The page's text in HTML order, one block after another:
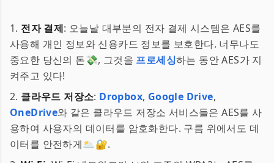
1. 전자 결제: 오늘날 대부분의 전자 결제 시스템은 AES를
사용해 개인 정보와 신용카드 정보를 보호한다. 너무나도
중요한 당신의 돈💸, 그것을 프로세싱하는 동안 AES가 지
켜주고 있다!
2. 클라우드 저장소: Dropbox, Google Drive,
OneDrive와 같은 클라우드 저장소 서비스들은 AES를 사
용하여 사용자의 데이터를 암호화한다. 구름 위에서도 데
이터를 안전하게🌥🔐.